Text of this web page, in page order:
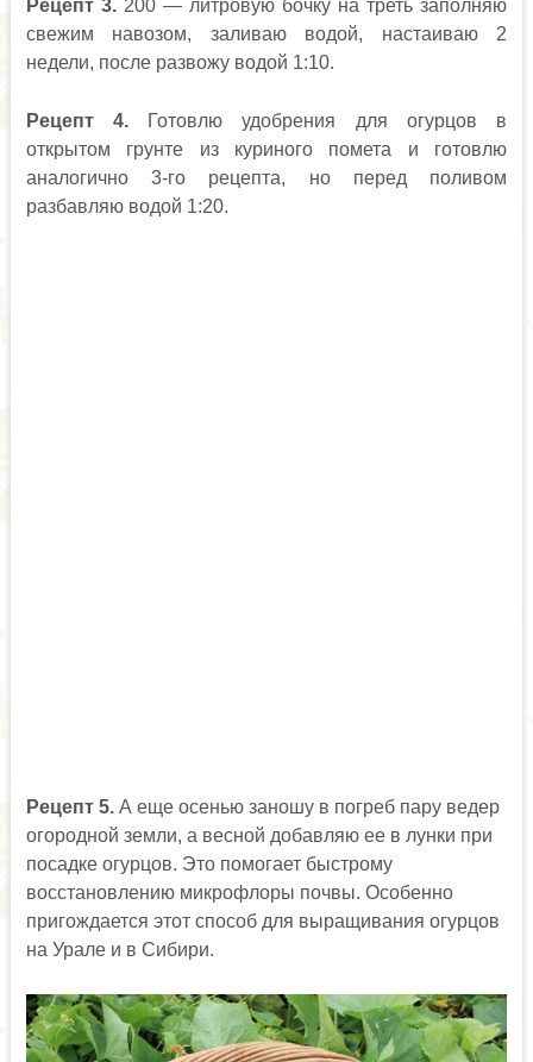
Рецепт 3.200 — литровую бочку на треть заполняю
свежим навозом, заливаю водой, настаиваю 2
недели, после развожу водой 1:10.
Рецепт 4. Готовлю удобрения для огурцов в
открытом грунте из куриного помета и готовлю
аналогично 3-го рецепта, но перед поливом
разбавляю водой 1:20.
Рецепт 5.А еще осенью заношу в погреб пару ведер
огородной земли, а весной добавляю ее в лунки при
посадке огурцов. Это помогает быстрому
восстановлению микрофлоры почвы. Особенно
пригождается этот способ для выращивания огурцов
на Урале и в Сибири.